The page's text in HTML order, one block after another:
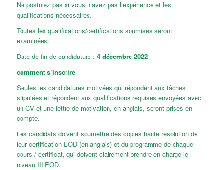
Ne postulez pas si vous n’avez pas l’expérience et les
qualifications nécessaires.
Toutes les qualifications/certifications soumises seront
examinées.
Date de fin de candidature : 4 décembre 2022
comment s’inscrire
Seules les candidatures motivées qui répondent aux tâches
stipulées et répondent aux qualifications requises envoyées avec
un CV et une lettre de motivation, en anglais, seront prises en
compte.
Les candidats doivent soumettre des copies haute résolution de
leur certification EOD (en anglais) et du programme de chaque
cours / certificat, qui doivent clairement prendre en charge le
niveau III EOD.